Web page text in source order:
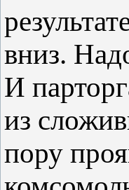
вниз.
И
из
пору